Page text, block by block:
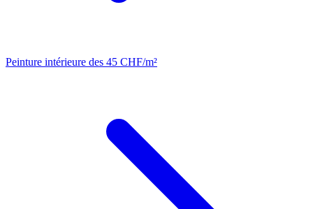
Peinture intérieure des 45 CHF/m²